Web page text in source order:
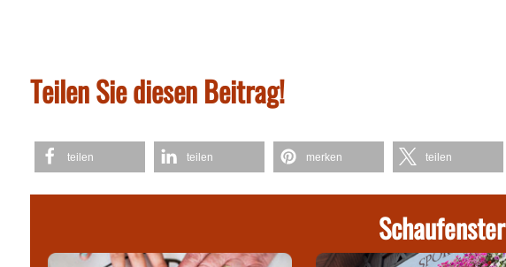
Teilen Sie diesen Beitrag!
teilen teilen merken teilen
Schaufenster